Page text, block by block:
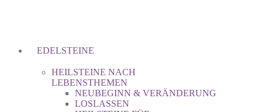
EDELSTEINE
HEILSTEINE NACH
LEBENSTHEMEN
NEUBEGINN & VERÄNDERUNG
LOSLASSEN